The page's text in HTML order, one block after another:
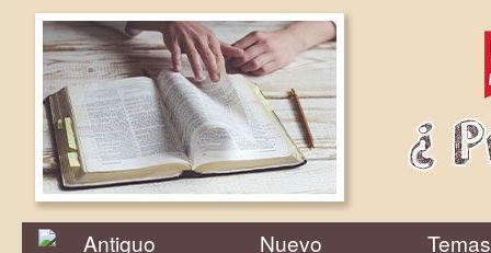
Antiguo
Nuevo
Temas